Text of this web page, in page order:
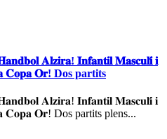
𝐀𝐥𝐳𝐢𝐫𝐚! 𝐈𝐧𝐟𝐚𝐧𝐭𝐢𝐥 𝐌𝐚𝐬𝐜𝐮𝐥𝐢́ 𝐢
𝐂𝐨𝐩𝐚 𝐎𝐫! Dos partits
𝐀𝐥𝐳𝐢𝐫𝐚! 𝐈𝐧𝐟𝐚𝐧𝐭𝐢𝐥 𝐌𝐚𝐬𝐜𝐮𝐥𝐢́ 𝐢
𝐂𝐨𝐩𝐚 𝐎𝐫! Dos partits plens...